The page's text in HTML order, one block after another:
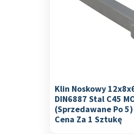
Klin Noskowy
DIN6887 Stal C45
(sprzedawane Po
Cena Za 1 Sztukę